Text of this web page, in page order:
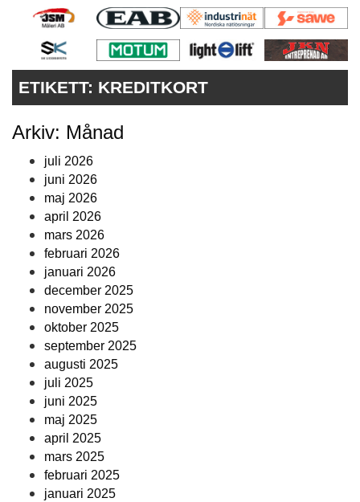
PRENUMERERA
VÅRA ANDRA MAGASIN
ANNONSERA
ETIKETT: KREDITKORT
Arkiv: Månad
juli 2026
juni 2026
maj 2026
april 2026
mars 2026
februari 2026
januari 2026
december 2025
november 2025
oktober 2025
september 2025
augusti 2025
juli 2025
juni 2025
maj 2025
april 2025
mars 2025
februari 2025
januari 2025